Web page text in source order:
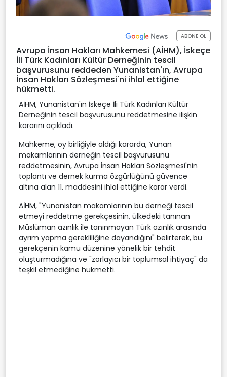
ABONE OL
Avrupa İnsan Hakları Mahkemesi (AİHM), İskeçe
İli Türk Kadınları Kültür Derneğinin tescil
başvurusunu reddeden Yunanistan'ın, Avrupa
İnsan Hakları Sözleşmesi'ni ihlal ettiğine
hükmetti.
AİHM, Yunanistan'ın İskeçe İli Türk Kadınları Kültür
Derneğinin tescil başvurusunu reddetmesine ilişkin
kararını açıkladı.
Mahkeme, oy birliğiyle aldığı kararda, Yunan
makamlarının derneğin tescil başvurusunu
reddetmesinin, Avrupa İnsan Hakları Sözleşmesi'nin
toplantı ve dernek kurma özgürlüğünü güvence
altına alan 11. maddesini ihlal ettiğine karar verdi.
AİHM, "Yunanistan makamlarının bu derneği tescil
etmeyi reddetme gerekçesinin, ülkedeki tanınan
Müslüman azınlık ile tanınmayan Türk azınlık arasında
ayrım yapma gerekliliğine dayandığını" belirterek, bu
gerekçenin kamu düzenine yönelik bir tehdit
oluşturmadığına ve "zorlayıcı bir toplumsal ihtiyaç" da
teşkil etmediğine hükmetti.